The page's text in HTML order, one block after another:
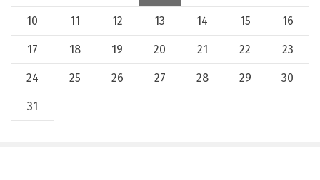
10 11 12 13 14 15 16
17 18 19 20 21 22 23
24 25 26 27 28 29 30
31